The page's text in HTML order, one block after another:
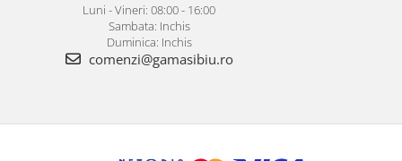
Luni - Vineri: 08:00 - 16:00
Sambata: Inchis
Duminica: Inchis
comenzi@gamasibiu.ro